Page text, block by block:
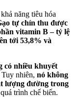
năng tiêu hóa
tự chín thu được
vitamin B – tỷ lệ
tới 53,8% và
có nhiều khuyết
Tuy nhiên, nó không
lượng đường trong
trình chế biến.